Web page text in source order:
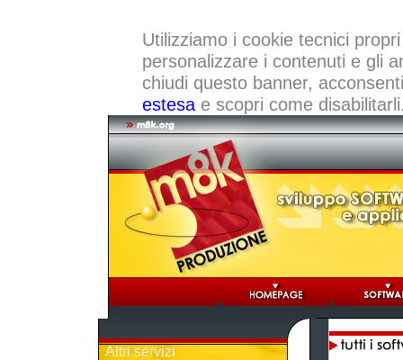
Utilizziamo i cookie tecnici
personalizzare i contenuti e gli
chiudi questo banner,
estesae scopri come
Altri servizi